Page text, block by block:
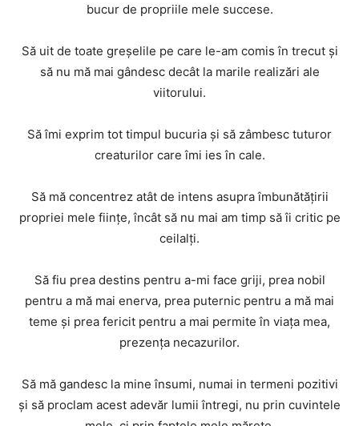
bucur de propriile mele succese.
Să uit de toate greşelile pe care le-am comis în trecut şi
să nu mă mai gândesc decât la marile realizări ale
viitorului.
Să îmi exprim tot timpul bucuria şi să zâmbesc tuturor
creaturilor care îmi ies în cale.
Să mă concentrez atât de intens asupra îmbunătăţirii
propriei mele fiinţe, încât să nu mai am timp să îi critic pe
ceilalţi.
Să fiu prea destins pentru a-mi face griji, prea nobil
pentru a mă mai enerva, prea puternic pentru a mă mai
teme şi prea fericit pentru a mai permite în viaţa mea,
prezenţa necazurilor.
Să mă gandesc la mine însumi, numai in termeni pozitivi
şi să proclam acest adevăr lumii întregi, nu prin cuvintele